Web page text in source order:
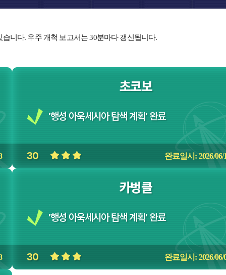
니다. 우주 개척 보고서는 30분마다 갱신됩니다.
초코보
'행성 아욱세시아 탐색 계획' 완료
30 완료일시: 2026/06/
카벙클
'행성 아욱세시아 탐색 계획' 완료
30 완료일시: 2026/06/